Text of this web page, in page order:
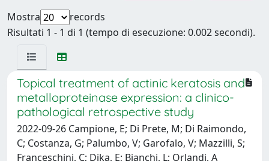
Mostra
records
Risultati 1 - 1 di 1 (tempo di esecuzione: 0.002 secondi).
Topical treatment of actinic keratosis and
metalloproteinase expression: a clinico-
pathological retrospective study
2022-09-26 Campione, E; Di Prete, M; Di Raimondo,
C; Costanza, G; Palumbo, V; Garofalo, V; Mazzilli, S;
Franceschini, C; Dika, E; Bianchi, L; Orlandi, A